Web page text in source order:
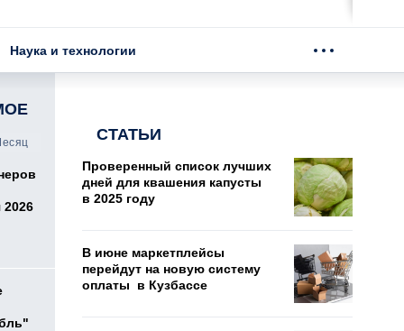
Наука и технологии
2026
СТАТЬИ
Проверенный список лучших
дней для квашения капусты
в 2025 году
В июне маркетплейсы
перейдут на новую систему
оплаты в Кузбассе